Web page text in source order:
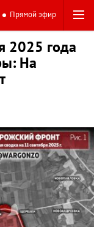
Прямой эфир
2025 года
На